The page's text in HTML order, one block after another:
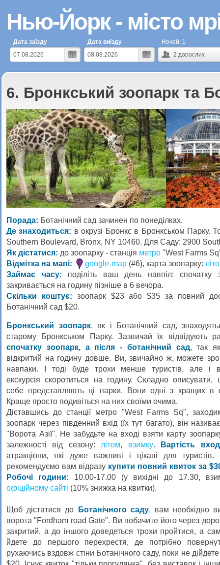
Нью-Йорк - місто
Дата заїзду
Дата виїзду
2 дорослих
Ночей: 1
6. Бронкський зоопарк та
Порада: Ботанічний сад зачинен по понеділках.
Де знаходиться: в окрузі Бронкс в Бронкськом Парку.
Southern Boulevard, Bronx, NY 10460. Для Саду: 2900
Як дістатися: до зоопарку - станція метро "West Farms
Відмітка на мапі:
google-map (#6), карта зоопарку:
Займає часу: поділіть ваш день навпіл:
закривається на годину пізніше в 6 вечора.
Скільки коштує: зоопарк $23 або $35 за повний
Ботанічний сад $20.
Бронкський зоопарк, як і Ботанічний сад,
старому Бронкськом Парку. Зазвичай їх відвідують
спочатку зоопарк, а після - ботанічний сад, так
відкритий на годину довше. Ви, звичайно ж, можете
навпаки. І тоді буде трохи менше туристів, але і
екскурсія скоротиться на годину. Складно описувати,
себе представляють ці парки. Вони одні з кращих в
Краще просто подивіться на них своїми очима.
Діставшись до станції метро "West Farms Sq",
зоопарк через південний вхід (їх тут багато), він
"Ворота Азії". Не забудьте на вході взяти карту
залежності від сезону: літом, взимку.
Вартість
атракціони, які дуже важливі і цікаві для
рекомендуємо вам відразу купити повний квиток за
Робочі години: 10.00-17.00 (у вихідні до 17.30,
офіційному сайті (10% знижка на квитки).
Щоб дістатися до Ботанічного саду, вам необхідно
ворота "Fordham road Gate". Ви побачите його через
закритий, а до іншого доведеться трохи пройтися, а
йдете до першого перехрестя, де потрібно
рухаючись вздовж стіни Ботанічного саду, поки не